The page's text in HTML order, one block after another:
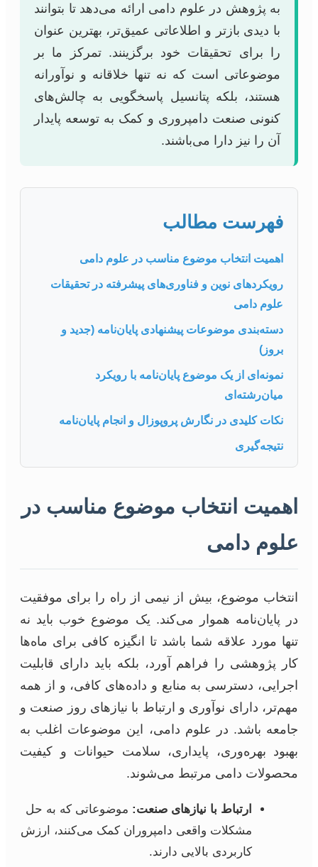
به پژوهش در علوم دامی ارائه می‌دهد تا بتوانند
با دیدی بازتر و اطلاعاتی عمیق‌تر، بهترین عنوان
را برای تحقیقات خود برگزینند. تمرکز ما بر
موضوعاتی است که نه تنها خلاقانه و نوآورانه
هستند، بلکه پتانسیل پاسخگویی به چالش‌های
کنونی صنعت دامپروری و کمک به توسعه پایدار
آن را نیز دارا می‌باشند.
فهرست مطالب
اهمیت انتخاب موضوع مناسب در علوم دامی
رویکردهای نوین و فناوری‌های پیشرفته در تحقیقات
علوم دامی
دسته‌بندی موضوعات پیشنهادی پایان‌نامه (جدید و
بروز)
نمونه‌ای از یک موضوع پایان‌نامه با رویکرد
میان‌رشته‌ای
نکات کلیدی در نگارش پروپوزال و انجام پایان‌نامه
نتیجه‌گیری
اهمیت انتخاب موضوع مناسب در
علوم دامی
انتخاب موضوع، بیش از نیمی از راه را برای موفقیت
در پایان‌نامه هموار می‌کند. یک موضوع خوب باید نه
تنها مورد علاقه شما باشد تا انگیزه کافی برای ماه‌ها
کار پژوهشی را فراهم آورد، بلکه باید دارای قابلیت
اجرایی، دسترسی به منابع و داده‌های کافی، و از همه
مهم‌تر، دارای نوآوری و ارتباط با نیازهای روز صنعت و
جامعه باشد. در علوم دامی، این موضوعات اغلب به
بهبود بهره‌وری، پایداری، سلامت حیوانات و کیفیت
محصولات دامی مرتبط می‌شوند.
ارتباط با نیازهای صنعت: موضوعاتی که به حل
مشکلات واقعی دامپروران کمک می‌کنند، ارزش
کاربردی بالایی دارند.